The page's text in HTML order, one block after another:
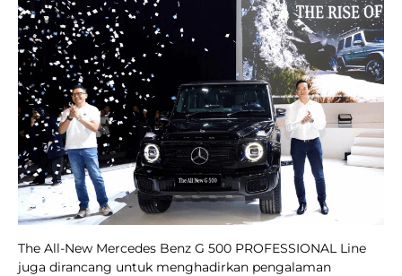
The All-New Mercedes Benz G 500 PROFESSIONAL Line
juga dirancang untuk menghadirkan pengalaman